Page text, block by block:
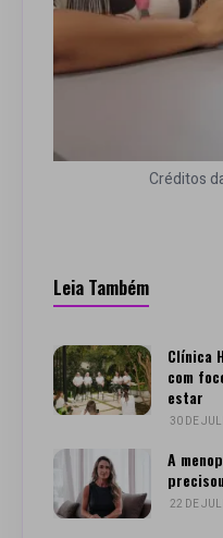
Créditos
Leia Também
Clínica
com
estar
30 DE
A
22 DE